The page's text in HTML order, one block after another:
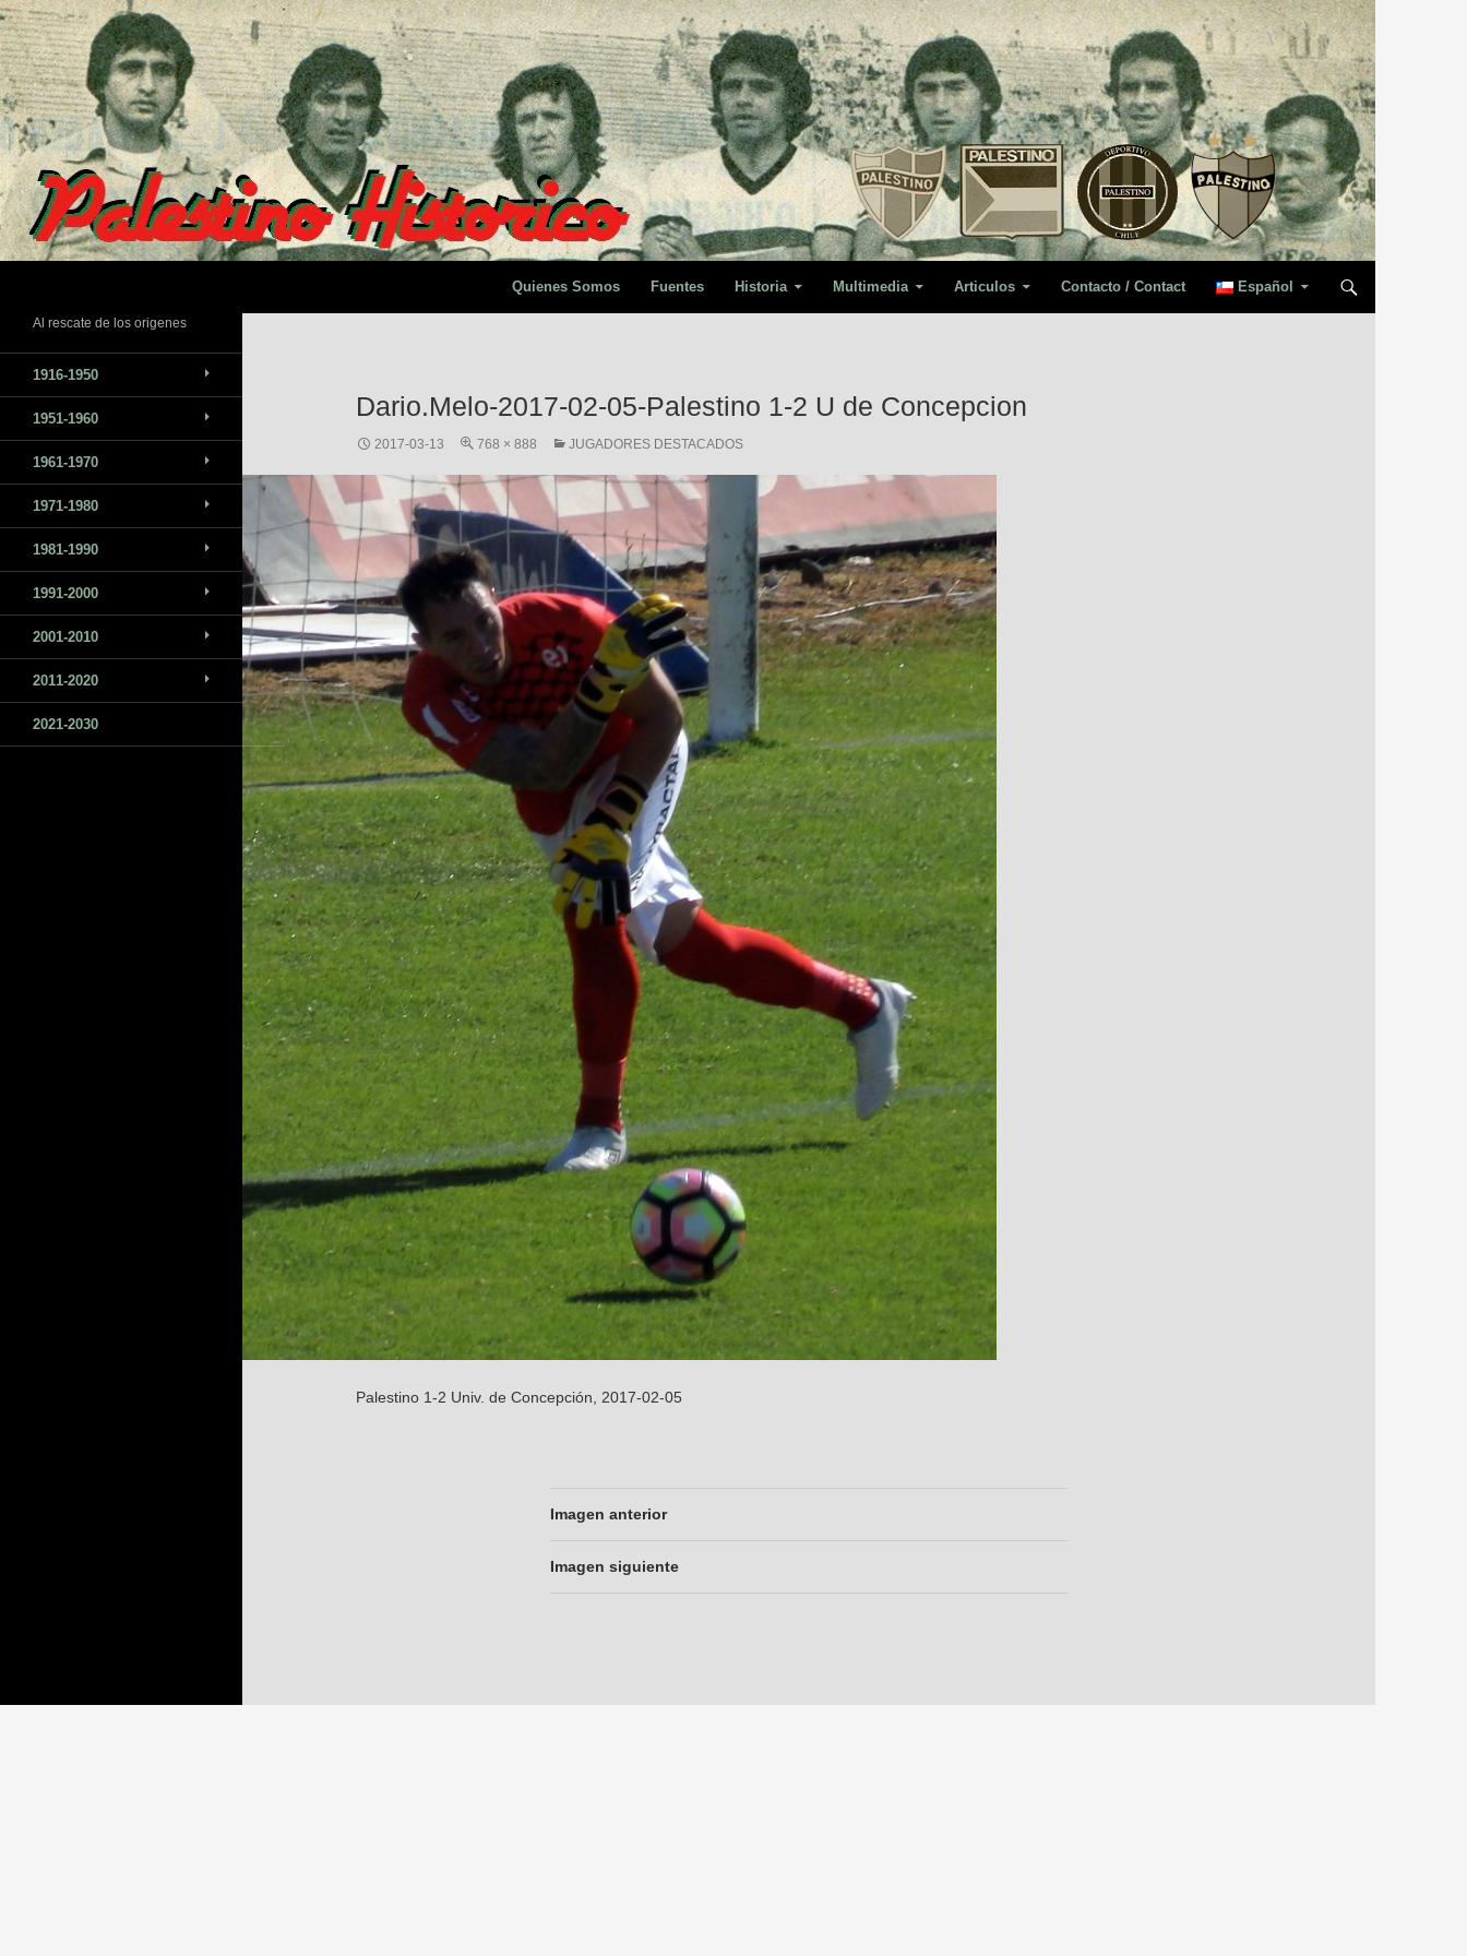
Saltar
al
contenido
Quienes Somos Fuentes Historia Multimedia Articulos Contacto / Contact Español
Dario.Melo-2017-02-05-Palestino 1-2 U de Concepcion
2017-03-13 768 × 888 JUGADORES DESTACADOS
Palestino 1-2 Univ. de Concepción, 2017-02-05
Imagen anterior
Imagen siguiente
Al rescate de los origenes
1916-1950
1951-1960
1961-1970
1971-1980
1981-1990
1991-2000
2001-2010
2011-2020
2021-2030